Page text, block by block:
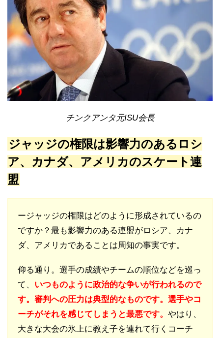
チンクアンタ元ISU会長
ジャッジの権限は影響力のあるロシ
ア、カナダ、アメリカのスケート連
盟
ージャッジの権限はどのように形成されているの
ですか？最も影響力のある連盟がロシア、カナ
ダ、アメリカであることは周知の事実です。
仰る通り。選手の成績やチームの順位などを巡っ
て、 いつものように政治的な争いが行われるので
す。審判への圧力は典型的なものです。選手やコ
ーチがそれを感じてしまうと最悪です。 やはり、
大きな大会の氷上に教え子を連れて行くコーチ